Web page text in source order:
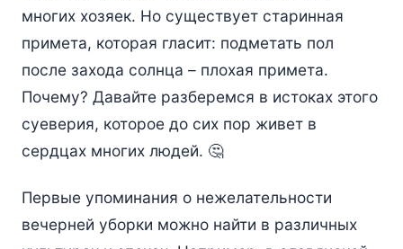
многих хозяек. Но существует старинная
примета, которая гласит: подметать пол
после захода солнца – плохая примета.
Почему? Давайте разберемся в истоках этого
суеверия, которое до сих пор живет в
сердцах многих людей. 🤔
Первые упоминания о нежелательности
вечерней уборки можно найти в различных